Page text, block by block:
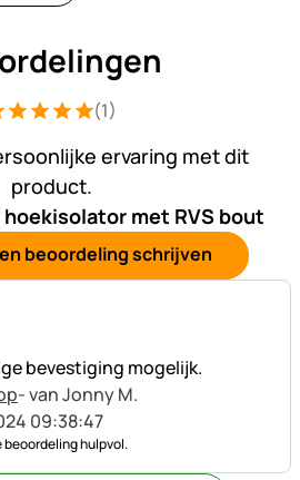
5 van 5 (1
(1)
ervaring met dit
product.
hoekisolator met RVS bout
beoordeling schrijven
bevestiging mogelijk.
- van Jonny M.
09:38:47
beoordeling hulpvol.